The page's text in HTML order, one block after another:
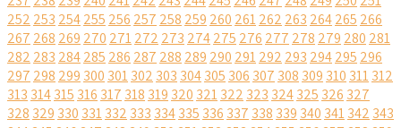
252 253 254255 256 257 258 259 260 261262 263 264265 266
267 268 269 270 271272 273 274275 276 277 278 279 280 281
282 283 284285 286 287 288 289 290 291292 293 294295 296
297 298 299 300 301302 303 304305 306 307 308 309 310 311312
313 314315 316 317 318 319 320 321322 323 324325 326 327
328 329 330 331332 333 334335 336 337 338 339 340 341342 343